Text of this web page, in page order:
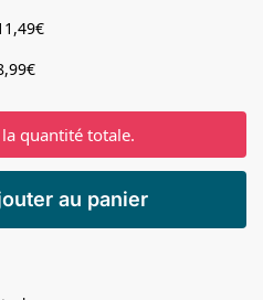
€
€
quantité totale.
au panier